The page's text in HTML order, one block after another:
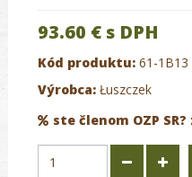
93.60 € s DPH
Kód produktu: 61-1B13
Výrobca: Łuszczek
ste členom OZP